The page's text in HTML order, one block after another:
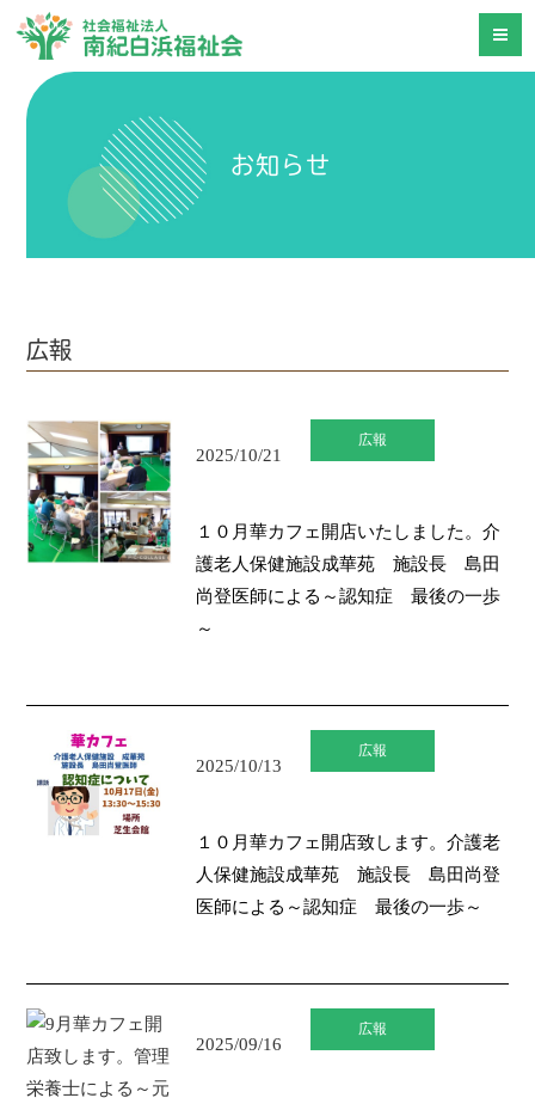
お知らせ
広報
2025/10/21
広報
１０月華カフェ開店いたしました。介
護老人保健施設成華苑 施設長 島田
尚登医師による～認知症 最後の一歩
～
2025/10/13
広報
１０月華カフェ開店致します。介護老
人保健施設成華苑 施設長 島田尚登
医師による～認知症 最後の一歩～
2025/09/16
広報